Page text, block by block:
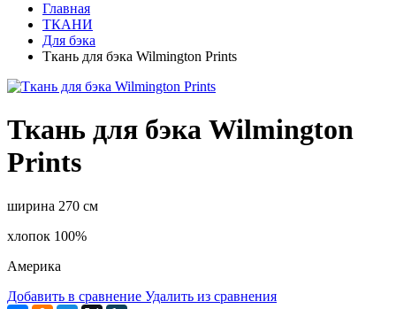
Главная
ТКАНИ
Для бэка
Ткань для бэка Wilmington Prints
Ткань для бэка Wilmington
Prints
ширина 270 см
хлопок 100%
Америка
Добавить в сравнение Удалить из сравнения